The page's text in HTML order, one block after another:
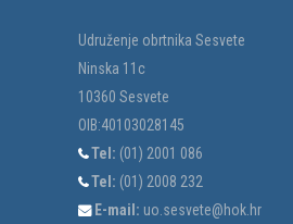
Udruženje obrtnika Sesvete
Ninska 11c
10360 Sesvete
OIB:40103028145
Tel: (01) 2001 086
Tel: (01) 2008 232
E-mail: uo.sesvete@hok.hr